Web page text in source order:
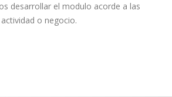
desarrollar el modulo acorde a las
o negocio.